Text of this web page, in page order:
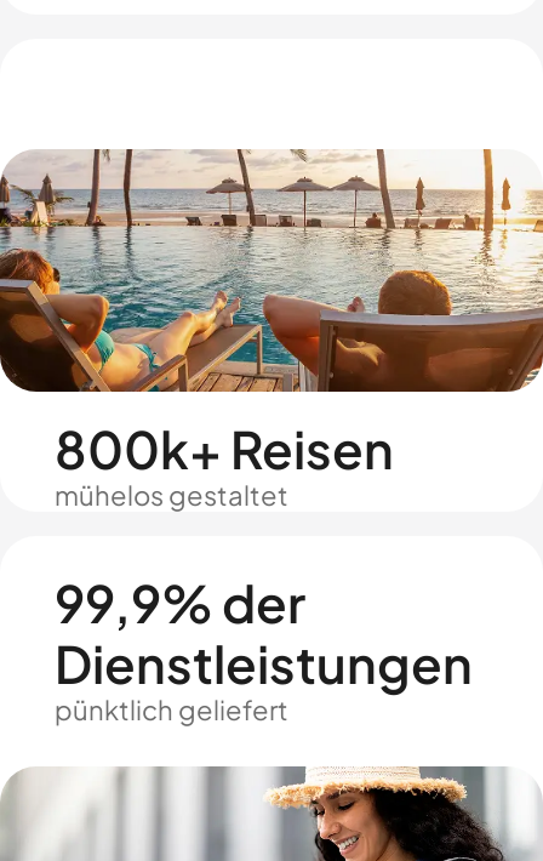
800k+ Reisen
mühelos gestaltet
99,9% der
Dienstleistungen
pünktlich geliefert